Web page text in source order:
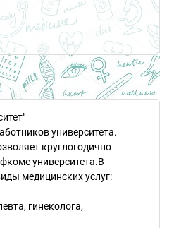
университета.
круглогодично
университета.В
медицинских услуг:
гинеколога,